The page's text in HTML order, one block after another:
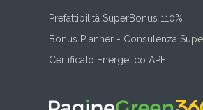
Prefattibilità SuperBonus 110%
Bonus Planner - Consulenza
Certificato Energetico APE